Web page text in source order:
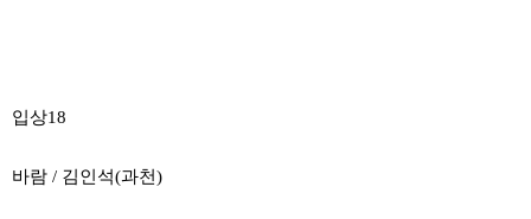
입상18
바람 / 김인석(과천)